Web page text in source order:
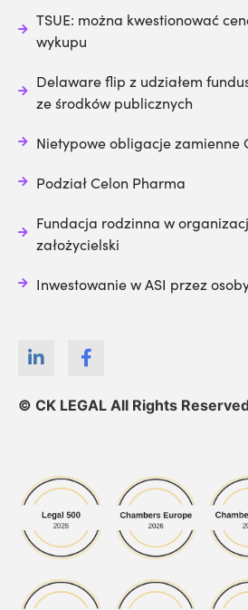
© CK LEGAL All Rights
TSUE: można kwestionować
wykupu
Delaware flip z udziałem
ze środków publicznych
Nietypowe obligacje zamienne
Podział Celon Pharma
Fundacja rodzinna w
założycielski
Inwestowanie w ASI przez